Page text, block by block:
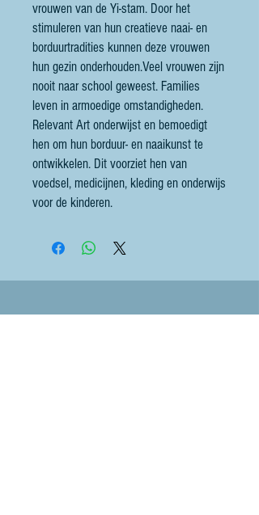
vrouwen van de Yi-stam. Door het
stimuleren van hun creatieve naai- en
borduurtradities kunnen deze vrouwen
hun gezin onderhouden.Veel vrouwen zijn
nooit naar school geweest. Families
leven in armoedige omstandigheden.
Relevant Art onderwijst en bemoedigt
hen om hun borduur- en naaikunst te
ontwikkelen. Dit voorziet hen van
voedsel, medicijnen, kleding en onderwijs
voor de kinderen.